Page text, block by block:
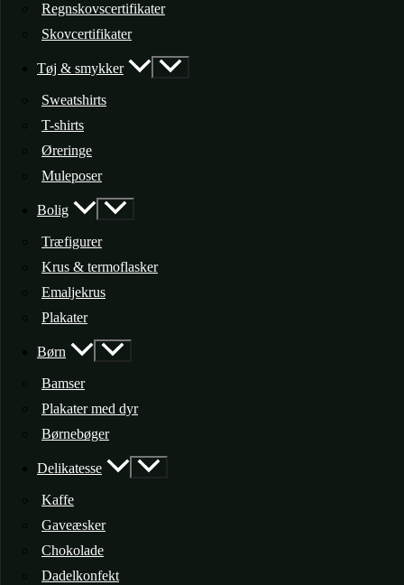
Regnskovscertifikater
Skovcertifikater
Tøj & smykker
Sweatshirts
T-shirts
Øreringe
Muleposer
Bolig
Træfigurer
Krus & termoflasker
Emaljekrus
Plakater
Børn
Bamser
Plakater med dyr
Børnebøger
Delikatesse
Kaffe
Gaveæsker
Chokolade
Dadelkonfekt